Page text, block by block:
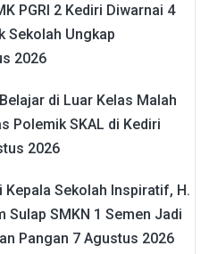
PGRI 2 Kediri Diwarnai 4
Sekolah Ungkap
2026
di Luar Kelas Malah
Polemik SKAL di Kediri
2026
Kepala Sekolah Inspiratif, H.
Sulap SMKN 1 Semen Jadi
Pangan 7 Agustus 2026